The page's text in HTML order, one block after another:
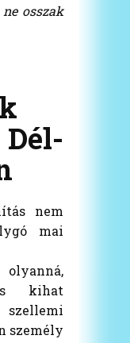
osszak
nem
mai
kihat
személy